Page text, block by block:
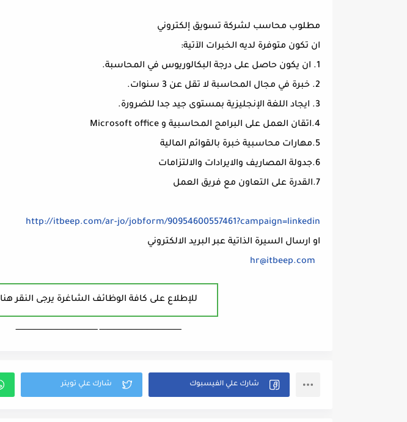
مطلوب محاسب لشركة تسويق إلكتروني
ان تكون متوفرة لديه الخبرات الآتية:
1. ان يكون حاصل على درجة البكالوريوس في المحاسبة.
2. خبرة في مجال المحاسبة لا تقل عن 3 سنوات.
3. ايجاد اللغة الإنجليزية بمستوى جيد جدا للضرورة.
4.اتقان العمل على البرامج المحاسبية و Microsoft office
5.مهارات محاسبية خبرة بالقوائم المالية
6.جدولة المصاريف والايرادات والالتزامات
7.القدرة على التعاون مع فريق العمل
http://itbeep.com/ar-jo/jobform/90954600557461?campaign=linkedin
او ارسال السيرة الذاتية عبر البريد الالكتروني
hr@itbeep.com
للإطلاع على كافة الوظائف الشاغرة يرجى النقر هنا
ـــــــــــــــــــــــــــــــــــــــــــــــــــــــــــــــــــ ـــــــــــــــــــــــــــــــــــــــــــــــــــــــــــــــــــ